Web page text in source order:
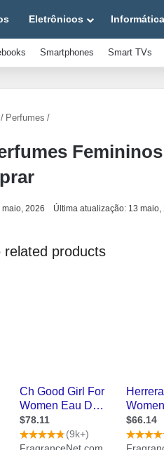
Eletrônicos Informática
Smartphones Smart TVs
/ Perfumes /
maio, 2026 Última atualização: 13 maio,